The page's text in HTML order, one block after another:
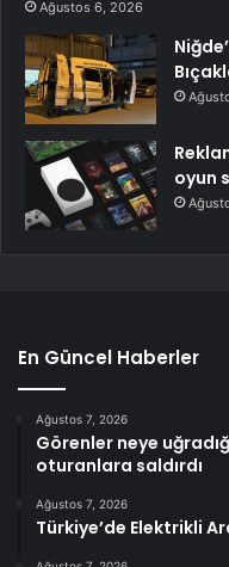
Ağustos 6, 2026
oyun
En Güncel Haberler
Ağustos 7, 2026
Görenler neye
oturanlara saldırdı
Ağustos 7, 2026
Türkiye’de Elektrikli